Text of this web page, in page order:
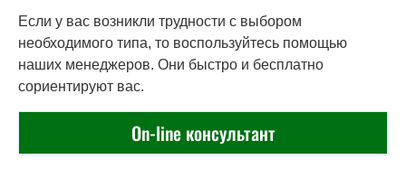
Если у вас возникли трудности с выбором
необходимого типа, то воспользуйтесь помощью
наших менеджеров. Они быстро и бесплатно
сориентируют вас.
On-line консультант